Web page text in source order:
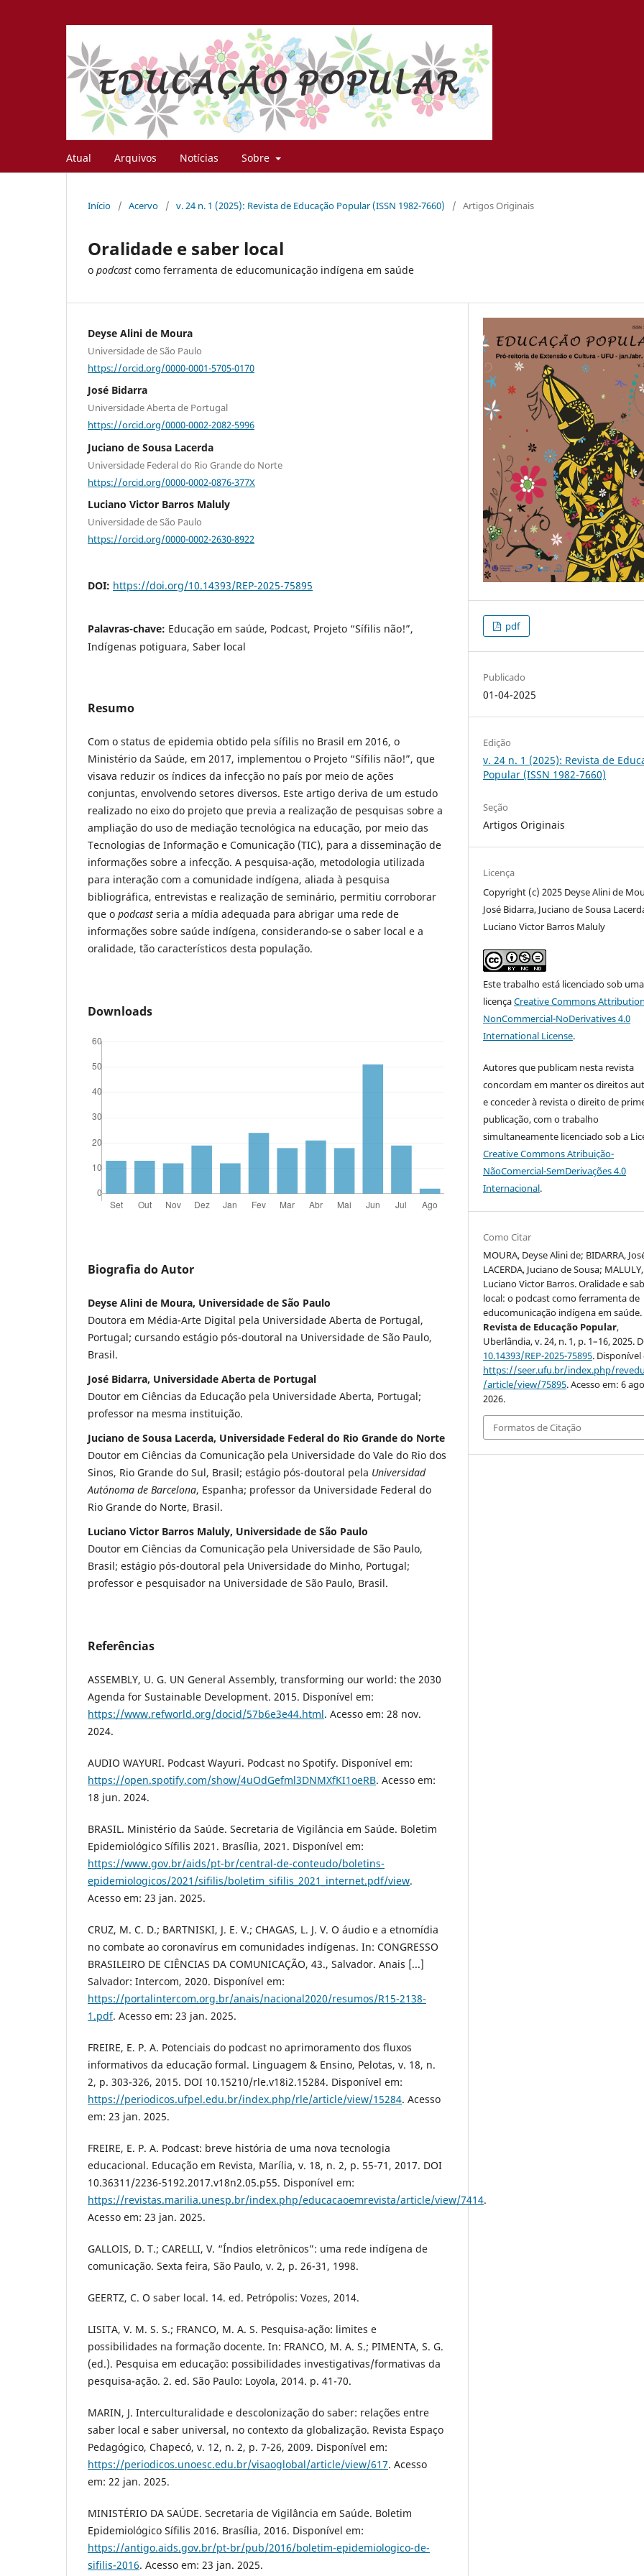
Atual Arquivos Notícias Sobre
Início / Acervo / v. 24 n. 1 (2025): Revista de Educação Popular (ISSN 1982-7660) / Artigos Originais
Oralidade e saber local
o podcast como ferramenta de educomunicação indígena em saúde
Deyse Alini de Moura
Universidade de São Paulo
https://orcid.org/0000-0001-5705-0170
José Bidarra
Universidade Aberta de Portugal
https://orcid.org/0000-0002-2082-5996
Juciano de Sousa Lacerda
Universidade Federal do Rio Grande do Norte
https://orcid.org/0000-0002-0876-377X
Luciano Victor Barros Maluly
Universidade de São Paulo
https://orcid.org/0000-0002-2630-8922
DOI: https://doi.org/10.14393/REP-2025-75895
Palavras-chave: Educação em saúde, Podcast, Projeto “Sífilis não!”,
Indígenas potiguara, Saber local
Resumo
Com o status de epidemia obtido pela sífilis no Brasil em 2016, o
Ministério da Saúde, em 2017, implementou o Projeto “Sífilis não!”, que
visava reduzir os índices da infecção no país por meio de ações
conjuntas, envolvendo setores diversos. Este artigo deriva de um estudo
realizado no eixo do projeto que previa a realização de pesquisas sobre a
ampliação do uso de mediação tecnológica na educação, por meio das
Tecnologias de Informação e Comunicação (TIC), para a disseminação de
informações sobre a infecção. A pesquisa-ação, metodologia utilizada
para interação com a comunidade indígena, aliada à pesquisa
bibliográfica, entrevistas e realização de seminário, permitiu corroborar
que o podcast seria a mídia adequada para abrigar uma rede de
informações sobre saúde indígena, considerando-se o saber local e a
oralidade, tão característicos desta população.
Downloads
Biografia do Autor
Deyse Alini de Moura, Universidade de São Paulo
Doutora em Média-Arte Digital pela Universidade Aberta de Portugal,
Portugal; cursando estágio pós-doutoral na Universidade de São Paulo,
Brasil.
José Bidarra, Universidade Aberta de Portugal
Doutor em Ciências da Educação pela Universidade Aberta, Portugal;
professor na mesma instituição.
Juciano de Sousa Lacerda, Universidade Federal do Rio Grande do Norte
Doutor em Ciências da Comunicação pela Universidade do Vale do Rio dos
Sinos, Rio Grande do Sul, Brasil; estágio pós-doutoral pela Universidad
Autónoma de Barcelona, Espanha; professor da Universidade Federal do
Rio Grande do Norte, Brasil.
Luciano Victor Barros Maluly, Universidade de São Paulo
Doutor em Ciências da Comunicação pela Universidade de São Paulo,
Brasil; estágio pós-doutoral pela Universidade do Minho, Portugal;
professor e pesquisador na Universidade de São Paulo, Brasil.
Referências
ASSEMBLY, U. G. UN General Assembly, transforming our world: the 2030
Agenda for Sustainable Development. 2015. Disponível em:
https://www.refworld.org/docid/57b6e3e44.html. Acesso em: 28 nov.
2024.
AUDIO WAYURI. Podcast Wayuri. Podcast no Spotify. Disponível em:
https://open.spotify.com/show/4uOdGefml3DNMXfKI1oeRB. Acesso em:
18 jun. 2024.
BRASIL. Ministério da Saúde. Secretaria de Vigilância em Saúde. Boletim
Epidemiológico Sífilis 2021. Brasília, 2021. Disponível em:
https://www.gov.br/aids/pt-br/central-de-conteudo/boletins-
epidemiologicos/2021/sifilis/boletim_sifilis_2021_internet.pdf/view.
Acesso em: 23 jan. 2025.
CRUZ, M. C. D.; BARTNISKI, J. E. V.; CHAGAS, L. J. V. O áudio e a etnomídia
no combate ao coronavírus em comunidades indígenas. In: CONGRESSO
BRASILEIRO DE CIÊNCIAS DA COMUNICAÇÃO, 43., Salvador. Anais [...]
Salvador: Intercom, 2020. Disponível em:
https://portalintercom.org.br/anais/nacional2020/resumos/R15-2138-
1.pdf. Acesso em: 23 jan. 2025.
FREIRE, E. P. A. Potenciais do podcast no aprimoramento dos fluxos
informativos da educação formal. Linguagem & Ensino, Pelotas, v. 18, n.
2, p. 303-326, 2015. DOI 10.15210/rle.v18i2.15284. Disponível em:
https://periodicos.ufpel.edu.br/index.php/rle/article/view/15284. Acesso
em: 23 jan. 2025.
FREIRE, E. P. A. Podcast: breve história de uma nova tecnologia
educacional. Educação em Revista, Marília, v. 18, n. 2, p. 55-71, 2017. DOI
10.36311/2236-5192.2017.v18n2.05.p55. Disponível em:
https://revistas.marilia.unesp.br/index.php/educacaoemrevista/article/view/7414.
Acesso em: 23 jan. 2025.
GALLOIS, D. T.; CARELLI, V. “Índios eletrônicos”: uma rede indígena de
comunicação. Sexta feira, São Paulo, v. 2, p. 26-31, 1998.
GEERTZ, C. O saber local. 14. ed. Petrópolis: Vozes, 2014.
LISITA, V. M. S. S.; FRANCO, M. A. S. Pesquisa-ação: limites e
possibilidades na formação docente. In: FRANCO, M. A. S.; PIMENTA, S. G.
(ed.). Pesquisa em educação: possibilidades investigativas/formativas da
pesquisa-ação. 2. ed. São Paulo: Loyola, 2014. p. 41-70.
MARIN, J. Interculturalidade e descolonização do saber: relações entre
saber local e saber universal, no contexto da globalização. Revista Espaço
Pedagógico, Chapecó, v. 12, n. 2, p. 7-26, 2009. Disponível em:
https://periodicos.unoesc.edu.br/visaoglobal/article/view/617. Acesso
em: 22 jan. 2025.
MINISTÉRIO DA SAÚDE. Secretaria de Vigilância em Saúde. Boletim
Epidemiológico Sífilis 2016. Brasília, 2016. Disponível em:
https://antigo.aids.gov.br/pt-br/pub/2016/boletim-epidemiologico-de-
sifilis-2016. Acesso em: 23 jan. 2025.
pdf
Publicado
01-04-2025
Edição
v. 24 n. 1 (2025): Revista de
Popular (ISSN 1982-7660)
Seção
Artigos Originais
Licença
Copyright (c) 2025 Deyse Alini de
José Bidarra, Juciano de Sousa
Luciano Victor Barros Maluly
Este trabalho está licenciado sob uma
licençaCreative Commons
NonCommercial-NoDerivatives 4.0
International License.
Autores que publicam nesta revista
concordam em manter os direitos
e conceder à revista o direito de
publicação, com o trabalho
simultaneamente licenciado sob a
Creative Commons Atribuição-
NãoComercial-SemDerivações 4.0
Internacional.
Como Citar
MOURA, Deyse Alini de; BIDARRA,
LACERDA, Juciano de Sousa; MALULY,
Luciano Victor Barros. Oralidade e
local: o podcast como ferramenta de
educomunicação indígena em saúde.
Revista de Educação Popular,
Uberlândia, v. 24, n. 1, p. 1–16, 2025.
10.14393/REP-2025-75895. Disponível
https://seer.ufu.br/index.php/
/article/view/75895. Acesso em: 6
2026.
Formatos de Citação